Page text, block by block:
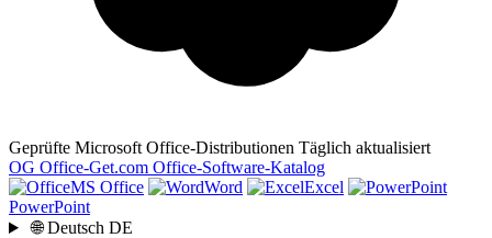
Geprüfte Microsoft Office-Distributionen Täglich aktualisiert
OG Office-Get.com Office-Software-Katalog
MS Office
Word
Excel
PowerPoint
🌐 Deutsch DE